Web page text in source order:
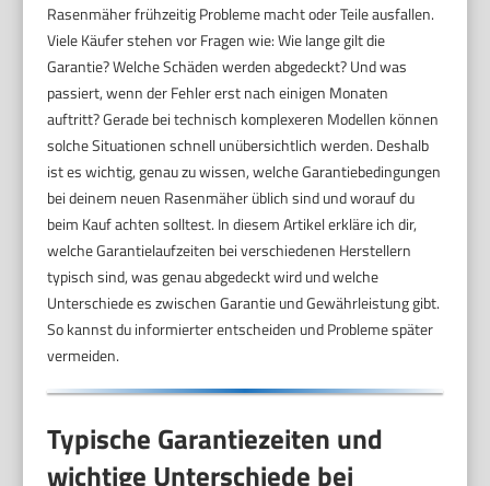
Rasenmäher frühzeitig Probleme macht oder Teile ausfallen.
Viele Käufer stehen vor Fragen wie: Wie lange gilt die
Garantie? Welche Schäden werden abgedeckt? Und was
passiert, wenn der Fehler erst nach einigen Monaten
auftritt? Gerade bei technisch komplexeren Modellen können
solche Situationen schnell unübersichtlich werden. Deshalb
ist es wichtig, genau zu wissen, welche Garantiebedingungen
bei deinem neuen Rasenmäher üblich sind und worauf du
beim Kauf achten solltest. In diesem Artikel erkläre ich dir,
welche Garantielaufzeiten bei verschiedenen Herstellern
typisch sind, was genau abgedeckt wird und welche
Unterschiede es zwischen Garantie und Gewährleistung gibt.
So kannst du informierter entscheiden und Probleme später
vermeiden.
Typische Garantiezeiten und
wichtige Unterschiede bei